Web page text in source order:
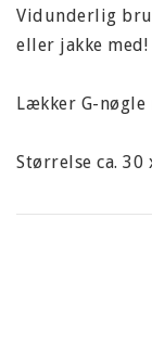
Vidunderlig
eller jakke med!
Lækker G-
Størrelse ca. 30
Materiale: Metal